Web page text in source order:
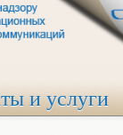
и услуги